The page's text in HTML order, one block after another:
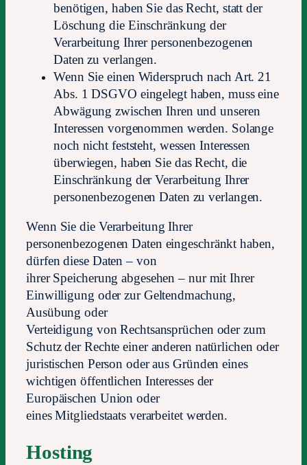
benötigen, haben Sie das Recht, statt der
Löschung die Einschränkung der
Verarbeitung Ihrer personenbezogenen
Daten zu verlangen.
Wenn Sie einen Widerspruch nach Art. 21
Abs. 1 DSGVO eingelegt haben, muss eine
Abwägung zwischen Ihren und unseren
Interessen vorgenommen werden. Solange
noch nicht feststeht, wessen Interessen
überwiegen, haben Sie das Recht, die
Einschränkung der Verarbeitung Ihrer
personenbezogenen Daten zu verlangen.
Wenn Sie die Verarbeitung Ihrer
personenbezogenen Daten eingeschränkt haben,
dürfen diese Daten – von
ihrer Speicherung abgesehen – nur mit Ihrer
Einwilligung oder zur Geltendmachung,
Ausübung oder
Verteidigung von Rechtsansprüchen oder zum
Schutz der Rechte einer anderen natürlichen oder
juristischen Person oder aus Gründen eines
wichtigen öffentlichen Interesses der
Europäischen Union oder
eines Mitgliedstaats verarbeitet werden.
Hosting